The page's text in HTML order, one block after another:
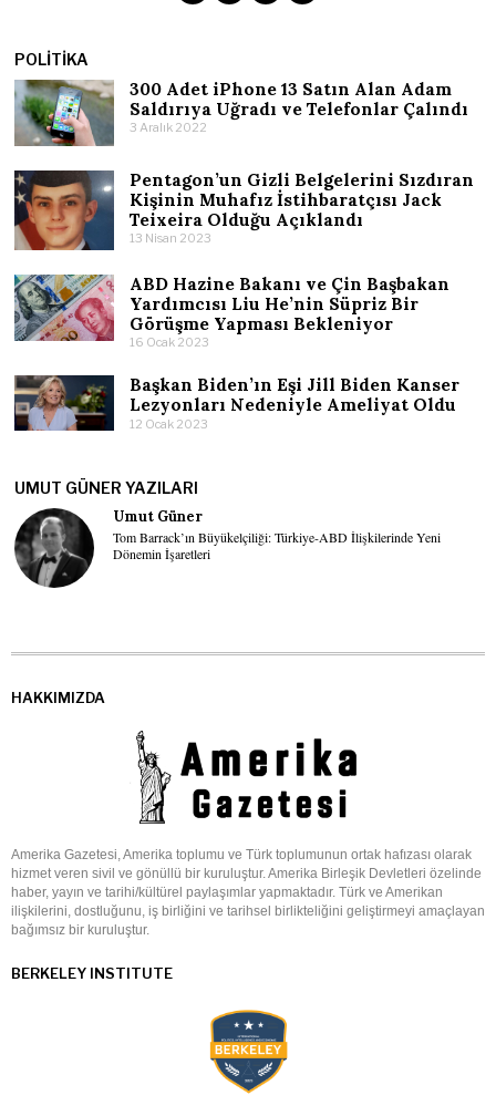
POLITIKA
300 Adet iPhone 13 Satın Alan Adam
Saldırıya Uğradı ve Telefonlar Çalındı
3 Aralık 2022
Pentagon’un Gizli Belgelerini Sızdıran
Kişinin Muhafız İstihbaratçısı Jack
Teixeira Olduğu Açıklandı
13 Nisan 2023
ABD Hazine Bakanı ve Çin Başbakan
Yardımcısı Liu He’nin Süpriz Bir
Görüşme Yapması Bekleniyor
16 Ocak 2023
Başkan Biden’ın Eşi Jill Biden Kanser
Lezyonları Nedeniyle Ameliyat Oldu
12 Ocak 2023
UMUT GÜNER YAZILARI
Umut Güner
Tom Barrack’ın Büyükelçiliği: Türkiye-ABD İlişkilerinde Yeni
Dönemin İşaretleri
HAKKIMIZDA
Amerika Gazetesi, Amerika toplumu ve Türk toplumunun ortak hafızası olarak
hizmet veren sivil ve gönüllü bir kuruluştur. Amerika Birleşik Devletleri özelinde
haber, yayın ve tarihi/kültürel paylaşımlar yapmaktadır. Türk ve Amerikan
ilişkilerini, dostluğunu, iş birliğini ve tarihsel birlikteliğini geliştirmeyi amaçlayan
bağımsız bir kuruluştur.
BERKELEY INSTITUTE